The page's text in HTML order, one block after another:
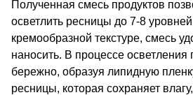
Полученная смесь продуктов
осветлить ресницы до 7-8
кремообразной текстуре, смесь
наносить. В процессе осветления
бережно, образуя липидную
ресницы, которая сохраняет